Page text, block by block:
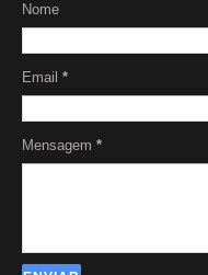
Nome
Email *
Mensagem *